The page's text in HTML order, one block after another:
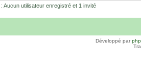
Aucun utilisateur enregistré et 1 invité
Développé par